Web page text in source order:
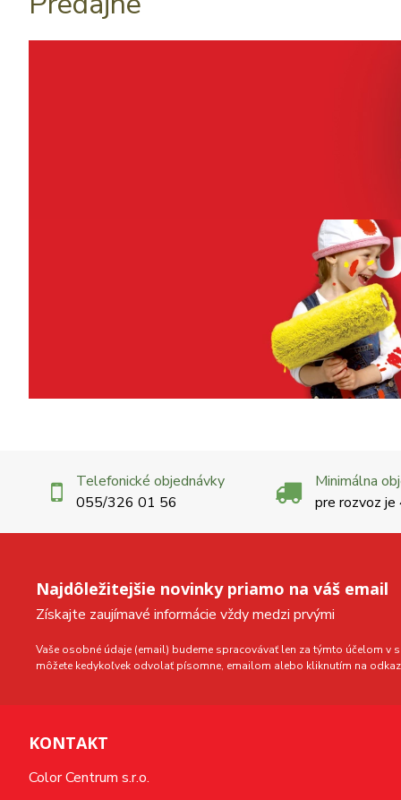
Telefonické objednávky
055/326 01 56
Minimálna
pre rozvoz je
Najdôležitejšie novinky priamo na váš email
Získajte zaujímavé informácie vždy medzi prvými
Vaše osobné údaje (email) budeme spracovávať len za týmto účelom
môžete kedykoľvek odvolať písomne, emailom alebo kliknutím na
KONTAKT
Color Centrum s.r.o.